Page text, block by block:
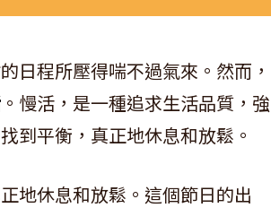
日程所壓得喘不過氣來。然而，
。慢活，是一種追求生活品質，強
到平衡，真正地休息和放鬆。
地休息和放鬆。這個節日的出